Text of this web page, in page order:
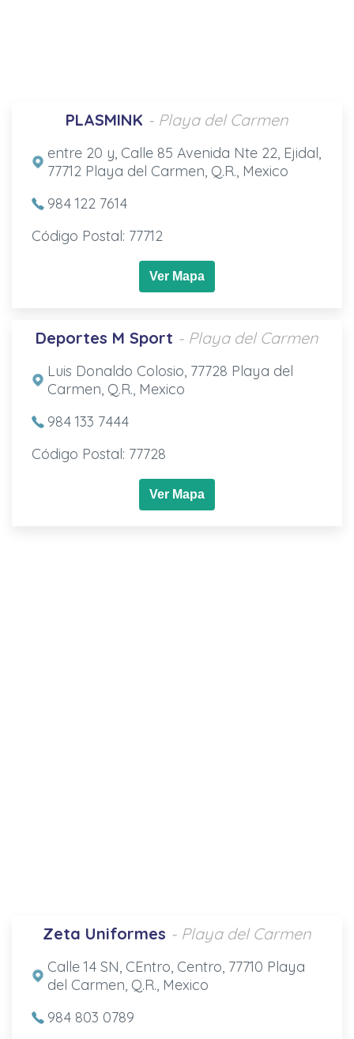
PLASMINK - Playa del Carmen
entre 20 y, Calle 85 Avenida Nte 22, Ejidal,
77712 Playa del Carmen, Q.R., Mexico
984 122 7614
Código Postal: 77712
Ver Mapa
Deportes M Sport - Playa del Carmen
Luis Donaldo Colosio, 77728 Playa del
Carmen, Q.R., Mexico
984 133 7444
Código Postal: 77728
Ver Mapa
Zeta Uniformes - Playa del Carmen
Calle 14 SN, CEntro, Centro, 77710 Playa
del Carmen, Q.R., Mexico
984 803 0789